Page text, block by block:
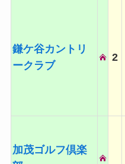
鎌ケ谷カントリ
ークラブ
2
加茂ゴルフ倶楽